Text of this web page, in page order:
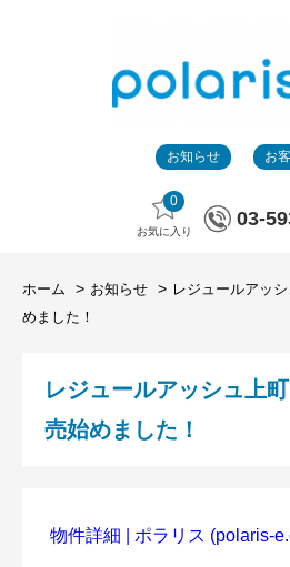
お知らせ お
0
お気に入り
03-
ホーム お知らせ
レジュールアッ
めました！
レジュールアッシュ
売始めました！
物件詳細 | ポラリス (polaris-